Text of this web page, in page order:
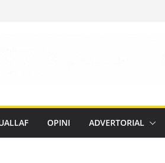
OPINI ADVERTORIAL